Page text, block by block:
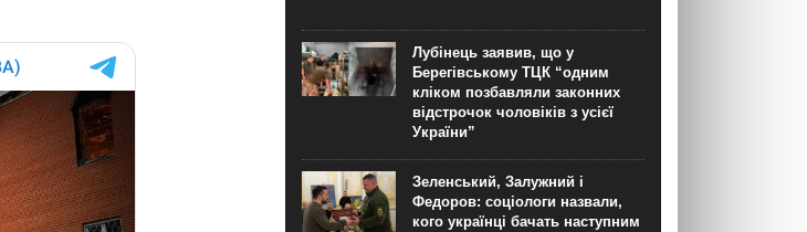
Лубінець заявив, що у
Берегівському ТЦК “одним
кліком позбавляли законних
відстрочок чоловіків з усієї
України”
Зеленський, Залужний і
Федоров: соціологи назвали,
кого українці бачать наступним